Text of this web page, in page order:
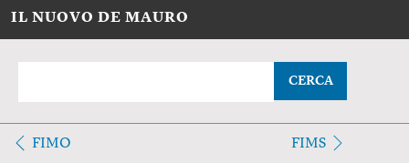
IL NUOVO DE MAURO
CERCA
FIMO FIMS